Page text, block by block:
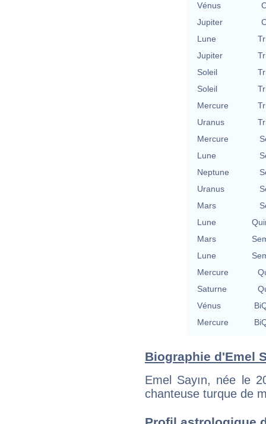
Vénus
Jupiter
Lune
Jupiter
Soleil
Soleil
Mercure
Uranus
Mercure
Lune
Neptune
Uranus
Mars
Lune
Mars
Lune
Mercure
Saturne
Vénus
Mercure
Biographie d'Emel
Emel Sayın, née le
chanteuse turque de